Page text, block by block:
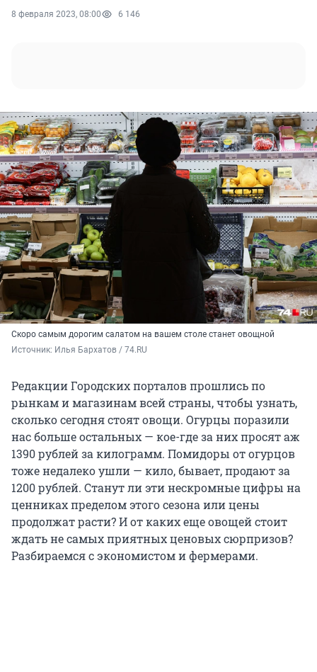
8 февраля 2023, 08:00 6 146
Скоро самым дорогим салатом на вашем столе станет овощной
Источник: Илья Бархатов / 74.RU
Редакции Городских порталов прошлись по
рынкам и магазинам всей страны, чтобы узнать,
сколько сегодня стоят овощи. Огурцы поразили
нас больше остальных — кое-где за них просят аж
1390 рублей за килограмм. Помидоры от огурцов
тоже недалеко ушли — кило, бывает, продают за
1200 рублей. Станут ли эти нескромные цифры на
ценниках пределом этого сезона или цены
продолжат расти? И от каких еще овощей стоит
ждать не самых приятных ценовых сюрпризов?
Разбираемся с экономистом и фермерами.